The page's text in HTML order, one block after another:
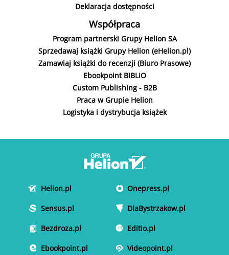
Deklaracja dostępności
Współpraca
Program partnerski Grupy Helion SA
Sprzedawaj książki Grupy Helion (eHelion.pl)
Zamawiaj książki do recenzji (Biuro Prasowe)
Ebookpoint BIBLIO
Custom Publishing - B2B
Praca w Grupie Helion
Logistyka i dystrybucja książek
Helion.pl Onepress.pl
Sensus.pl DlaBystrzakow.pl
Bezdroza.pl Editio.pl
Ebookpoint.pl Videopoint.pl